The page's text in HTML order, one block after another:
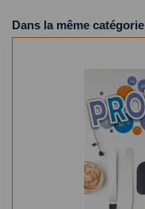
Dans la même catégorie